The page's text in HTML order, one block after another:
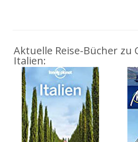
Aktuelle Reise-Bücher zu
Italien: